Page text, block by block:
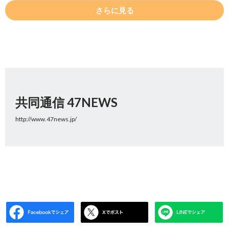
さらに見る
共同通信 47NEWS
http://www.47news.jp/